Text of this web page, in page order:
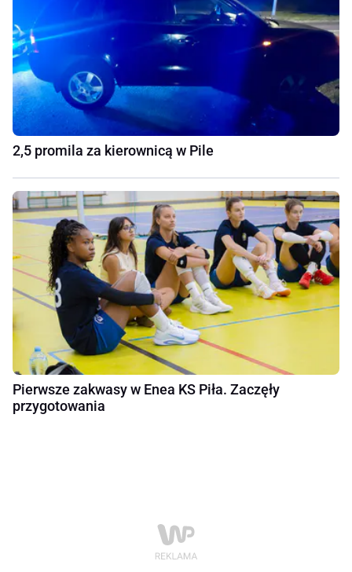
2,5 promila za kierownicą w Pile
Pierwsze zakwasy w Enea KS Piła. Zaczęły
przygotowania